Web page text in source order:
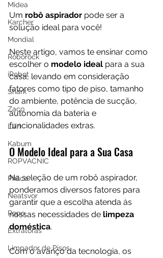
Midea
Karcher
Mondial
Roborock
iRobot
Shark
Zaco
Lilin
Kabum
ROPVACNIC
Philco
Neatsvor
Ropo
Extratoras
Limpador de Pisos
Um robô aspirador pode ser a
solução ideal para você!
Neste artigo, vamos te ensinar como
escolher o modelo ideal para a sua
casa, levando em consideração
fatores como tipo de piso, tamanho
do ambiente, potência de sucção,
autonomia da bateria e
funcionalidades extras.
O Modelo Ideal para a Sua Casa
Na seleção de um robô aspirador,
ponderamos diversos fatores para
garantir que a escolha atenda às
nossas necessidades de limpeza
doméstica.
Com o avanço da tecnologia, os